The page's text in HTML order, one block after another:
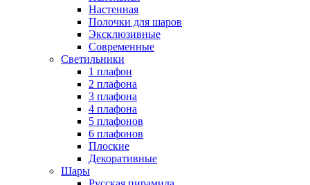
Настенная
Полочки для шаров
Эксклюзивные
Современные
Светильники
1 плафон
2 плафона
3 плафона
4 плафона
5 плафонов
6 плафонов
Плоские
Декоративные
Шары